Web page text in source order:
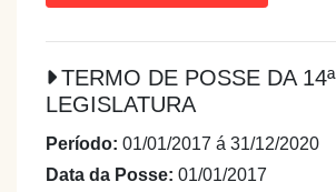
TERMO DE POSSE DA 14ª
LEGISLATURA
Período: 01/01/2017 á 31/12/2020
Data da Posse: 01/01/2017